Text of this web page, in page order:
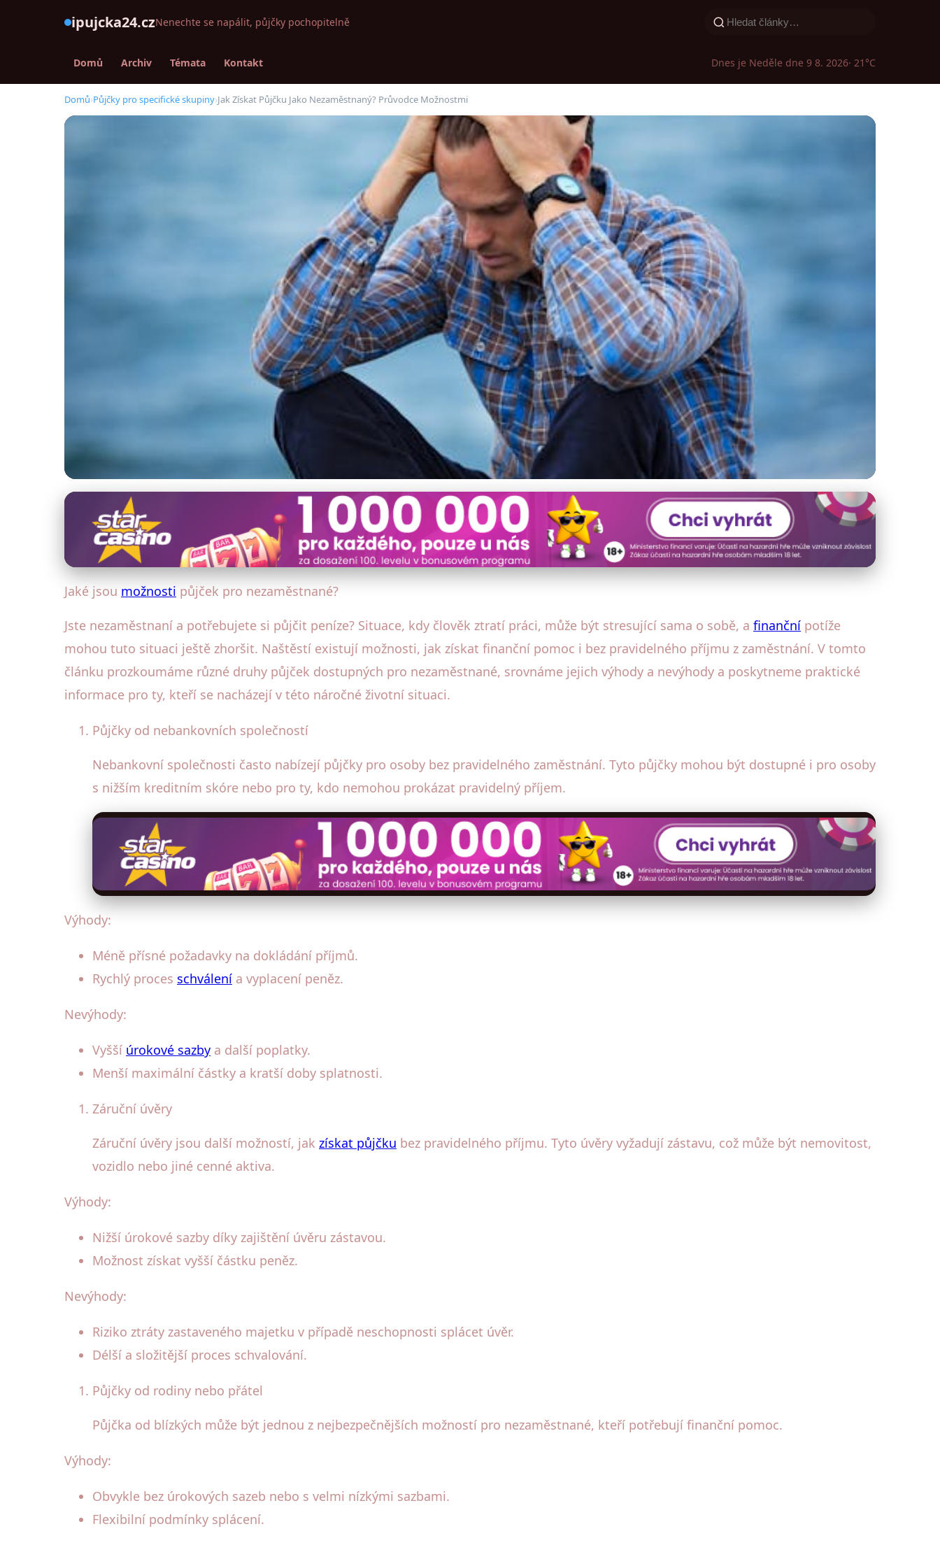
ipujcka24.czNenechte se napálit, půjčky pochopitelně
Domů Archiv Témata Kontakt Dnes je Neděle dne 9 8. 2026· 21°C
Domů›Půjčky pro specifické skupiny›Jak Získat Půjčku Jako Nezaměstnaný? Průvodce Možnostmi
Půjčky pro specifické skupiny
Jak Získat Půjčku Jako Nezaměstnaný? Průvodce Možnostmi
14. 10. 2025· 4 min čtení · Autor: Lukáš Sedláček
Jaké jsou možnosti půjček pro nezaměstnané?
Jste nezaměstnaní a potřebujete si půjčit peníze? Situace, kdy člověk ztratí práci, může být stresující sama o sobě, a finanční potíže
mohou tuto situaci ještě zhoršit. Naštěstí existují možnosti, jak získat finanční pomoc i bez pravidelného příjmu z zaměstnání. V tomto
článku prozkoumáme různé druhy půjček dostupných pro nezaměstnané, srovnáme jejich výhody a nevýhody a poskytneme praktické
informace pro ty, kteří se nacházejí v této náročné životní situaci.
Půjčky od nebankovních společností
Nebankovní společnosti často nabízejí půjčky pro osoby bez pravidelného zaměstnání. Tyto půjčky mohou být dostupné i pro osoby
s nižším kreditním skóre nebo pro ty, kdo nemohou prokázat pravidelný příjem.
Výhody:
Méně přísné požadavky na dokládání příjmů.
Rychlý proces schválení a vyplacení peněz.
Nevýhody:
Vyšší úrokové sazby a další poplatky.
Menší maximální částky a kratší doby splatnosti.
Záruční úvěry
Záruční úvěry jsou další možností, jak získat půjčku bez pravidelného příjmu. Tyto úvěry vyžadují zástavu, což může být nemovitost,
vozidlo nebo jiné cenné aktiva.
Výhody:
Nižší úrokové sazby díky zajištění úvěru zástavou.
Možnost získat vyšší částku peněz.
Nevýhody:
Riziko ztráty zastaveného majetku v případě neschopnosti splácet úvěr.
Délší a složitější proces schvalování.
Půjčky od rodiny nebo přátel
Půjčka od blízkých může být jednou z nejbezpečnějších možností pro nezaměstnané, kteří potřebují finanční pomoc.
Výhody:
Obvykle bez úrokových sazeb nebo s velmi nízkými sazbami.
Flexibilní podmínky splácení.